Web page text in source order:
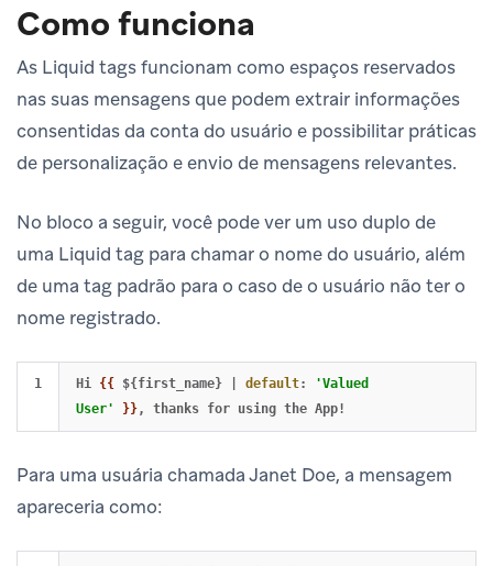
Como funciona
As Liquid tags funcionam como espaços reservados
nas suas mensagens que podem extrair informações
consentidas da conta do usuário e possibilitar práticas
de personalização e envio de mensagens relevantes.
No bloco a seguir, você pode ver um uso duplo de
uma Liquid tag para chamar o nome do usuário, além
de uma tag padrão para o caso de o usuário não ter o
nome registrado.
Hi {{ ${first_name} default:
'Valued
User'
}}
Para uma usuária chamada Janet Doe, a mensagem
apareceria como: